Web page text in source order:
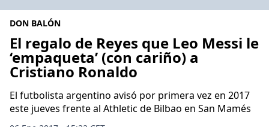
DON BALÓN
El regalo de Reyes que Leo Messi le
‘empaqueta’ (con cariño) a
Cristiano Ronaldo
El futbolista argentino avisó por primera vez en 2017
este jueves frente al Athletic de Bilbao en San Mamés